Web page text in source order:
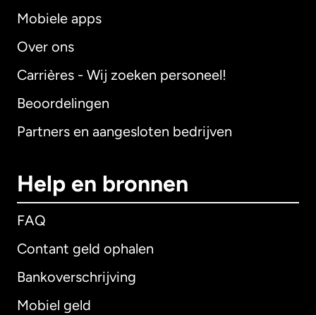
Mobiele apps
Over ons
Carrières - Wij zoeken personeel!
Beoordelingen
Partners en aangesloten bedrijven
Help en bronnen
FAQ
Contant geld ophalen
Bankoverschrijving
Mobiel geld